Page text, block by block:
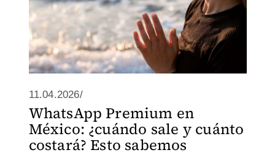
11.04.2026/
WhatsApp Premium en
México: ¿cuándo sale y cuánto
costará? Esto sabemos